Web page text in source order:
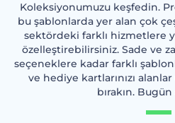
Koleksiyonumuzu keşfedin.
bu şablonlarda yer alan çok
sektördeki farklı hizmetlere
özelleştirebilirsiniz. Sade ve
seçeneklere kadar farklı
ve hediye kartlarınızı
bırakın.